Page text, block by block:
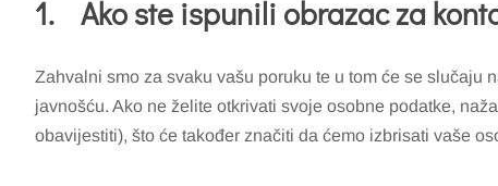
1. Ako ste ispunili obrazac za
Zahvalni smo za svaku vašu poruku te u tom će se
javnošću. Ako ne želite otkrivati svoje osobne podatke,
obavijestiti), što će također značiti da ćemo izbrisati vaše